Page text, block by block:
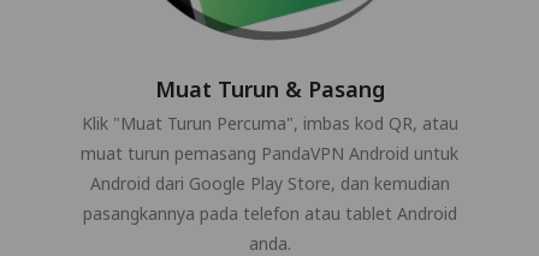
Muat Turun & Pasang
Klik "Muat Turun Percuma", imbas kod QR, atau
muat turun pemasang PandaVPN Android untuk
Android dari Google Play Store, dan kemudian
pasangkannya pada telefon atau tablet Android
anda.